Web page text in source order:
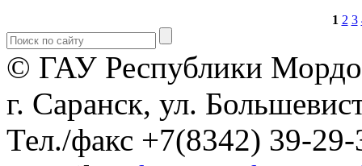
1 2 3
© ГАУ Республики
г. Саранск, ул.
Тел./факс +7(8342) 39-29-